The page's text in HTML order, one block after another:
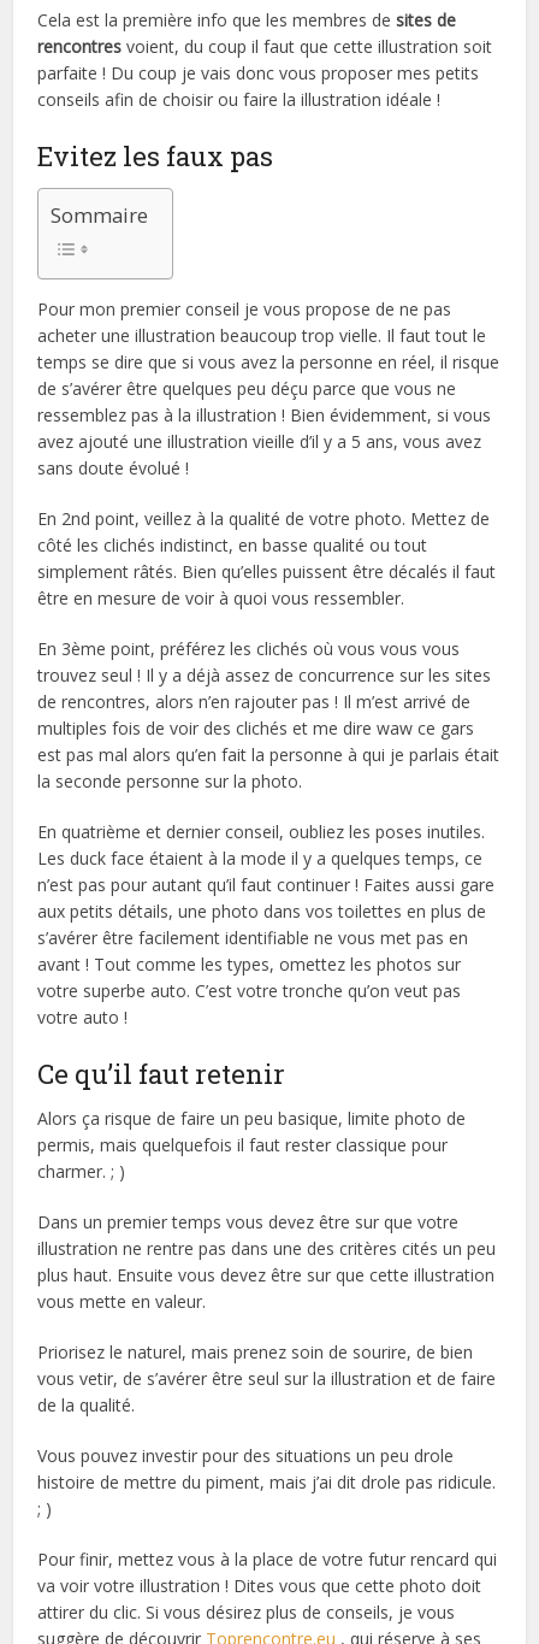
Cela est la première info que les membres desites de
rencontres voient, du coup il faut que cette illustration soit
parfaite ! Du coup je vais donc vous proposer mes petits
conseils afin de choisir ou faire la illustration idéale !
Evitez les faux pas
Sommaire
Pour mon premier conseil je vous propose de ne pas
acheter une illustration beaucoup trop vielle. Il faut tout le
temps se dire que si vous avez la personne en réel, il risque
de s’avérer être quelques peu déçu parce que vous ne
ressemblez pas à la illustration ! Bien évidemment, si vous
avez ajouté une illustration vieille d’il y a 5 ans, vous avez
sans doute évolué !
En 2nd point, veillez à la qualité de votre photo. Mettez de
côté les clichés indistinct, en basse qualité ou tout
simplement râtés. Bien qu’elles puissent être décalés il faut
être en mesure de voir à quoi vous ressembler.
En 3ème point, préférez les clichés où vous vous vous
trouvez seul ! Il y a déjà assez de concurrence sur les sites
de rencontres, alors n’en rajouter pas ! Il m’est arrivé de
multiples fois de voir des clichés et me dire waw ce gars
est pas mal alors qu’en fait la personne à qui je parlais était
la seconde personne sur la photo.
En quatrième et dernier conseil, oubliez les poses inutiles.
Les duck face étaient à la mode il y a quelques temps, ce
n’est pas pour autant qu’il faut continuer ! Faites aussi gare
aux petits détails, une photo dans vos toilettes en plus de
s’avérer être facilement identifiable ne vous met pas en
avant ! Tout comme les types, omettez les photos sur
votre superbe auto. C’est votre tronche qu’on veut pas
votre auto !
Ce qu’il faut retenir
Alors ça risque de faire un peu basique, limite photo de
permis, mais quelquefois il faut rester classique pour
charmer. ; )
Dans un premier temps vous devez être sur que votre
illustration ne rentre pas dans une des critères cités un peu
plus haut. Ensuite vous devez être sur que cette illustration
vous mette en valeur.
Priorisez le naturel, mais prenez soin de sourire, de bien
vous vetir, de s’avérer être seul sur la illustration et de faire
de la qualité.
Vous pouvez investir pour des situations un peu drole
histoire de mettre du piment, mais j’ai dit drole pas ridicule.
; )
Pour finir, mettez vous à la place de votre futur rencard qui
va voir votre illustration ! Dites vous que cette photo doit
attirer du clic. Si vous désirez plus de conseils, je vous
suggère de découvrir Toprencontre.eu , qui réserve à ses